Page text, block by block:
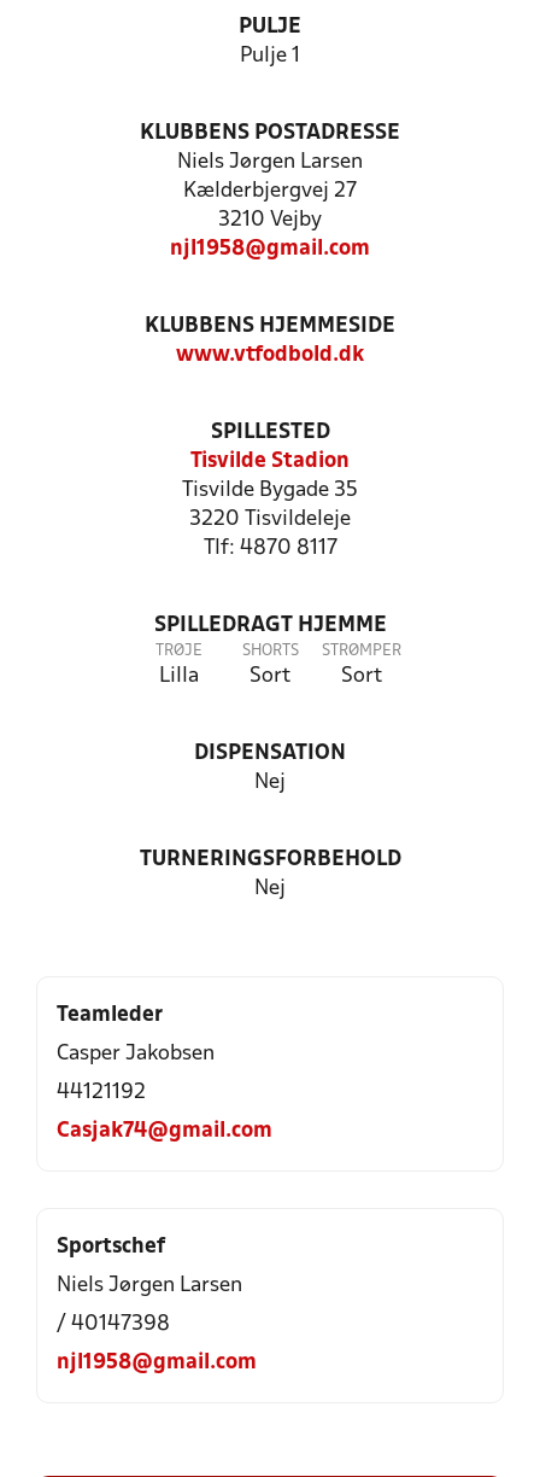
PULJE
Pulje 1
KLUBBENS POSTADRESSE
Niels Jørgen Larsen
Kælderbjergvej 27
3210 Vejby
njl1958@gmail.com
KLUBBENS HJEMMESIDE
www.vtfodbold.dk
SPILLESTED
Tisvilde Stadion
Tisvilde Bygade 35
3220 Tisvildeleje
Tlf: 4870 8117
SPILLEDRAGT HJEMME
TRØJE
Lilla
SHORTS
Sort
STRØMPER
Sort
DISPENSATION
Nej
TURNERINGSFORBEHOLD
Nej
Teamleder
Casper Jakobsen
44121192
Casjak74@gmail.com
Sportschef
Niels Jørgen Larsen
/ 40147398
njl1958@gmail.com